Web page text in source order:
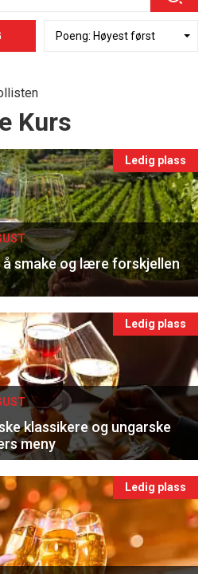
Kurs
Ledig plass
smake og lære forskjellen
Ledig plass
klassikere og ungarske
meny
Ledig plass